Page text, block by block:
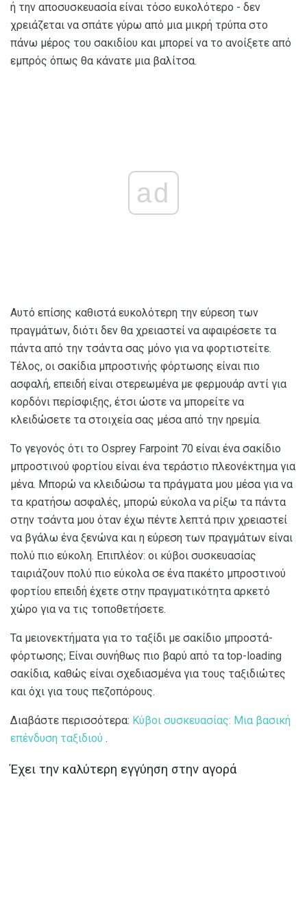
ή την αποσυσκευασία είναι τόσο ευκολότερο - δεν
χρειάζεται να σπάτε γύρω από μια μικρή τρύπα στο
πάνω μέρος του σακιδίου και μπορεί να το ανοίξετε από
εμπρός όπως θα κάνατε μια βαλίτσα.
ad
Αυτό επίσης καθιστά ευκολότερη την εύρεση των
πραγμάτων, διότι δεν θα χρειαστεί να αφαιρέσετε τα
πάντα από την τσάντα σας μόνο για να φορτιστείτε.
Τέλος, οι σακίδια μπροστινής φόρτωσης είναι πιο
ασφαλή, επειδή είναι στερεωμένα με φερμουάρ αντί για
κορδόνι περίσφιξης, έτσι ώστε να μπορείτε να
κλειδώσετε τα στοιχεία σας μέσα από την ηρεμία.
Το γεγονός ότι το Osprey Farpoint 70 είναι ένα σακίδιο
μπροστινού φορτίου είναι ένα τεράστιο πλεονέκτημα για
μένα. Μπορώ να κλειδώσω τα πράγματα μου μέσα για να
τα κρατήσω ασφαλές, μπορώ εύκολα να ρίξω τα πάντα
στην τσάντα μου όταν έχω πέντε λεπτά πριν χρειαστεί
να βγάλω ένα ξενώνα και η εύρεση των πραγμάτων είναι
πολύ πιο εύκολη. Επιπλέον: οι κύβοι συσκευασίας
ταιριάζουν πολύ πιο εύκολα σε ένα πακέτο μπροστινού
φορτίου επειδή έχετε στην πραγματικότητα αρκετό
χώρο για να τις τοποθετήσετε.
Τα μειονεκτήματα για το ταξίδι με σακίδιο μπροστά-
φόρτωσης; Είναι συνήθως πιο βαρύ από τα top-loading
σακίδια, καθώς είναι σχεδιασμένα για τους ταξιδιώτες
και όχι για τους πεζοπόρους.
Διαβάστε περισσότερα: Κύβοι συσκευασίας: Μια βασική
επένδυση ταξιδιού .
Έχει την καλύτερη εγγύηση στην αγορά